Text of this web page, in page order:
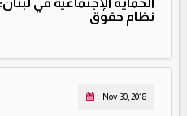
الحماية الإجتماعية في
نظام حقوق
Nov 30, 2018